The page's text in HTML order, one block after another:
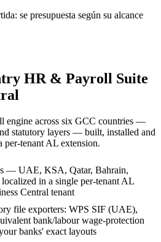
se presupuesta según su alcance
HR & Payroll Suite
engine across six GCC countries —
statutory layers — built, installed and
per-tenant AL extension.
— UAE, KSA, Qatar, Bahrain,
in a single per-tenant AL
Central tenant
file exporters: WPS SIF (UAE),
bank/labour wage-protection
banks' exact layouts